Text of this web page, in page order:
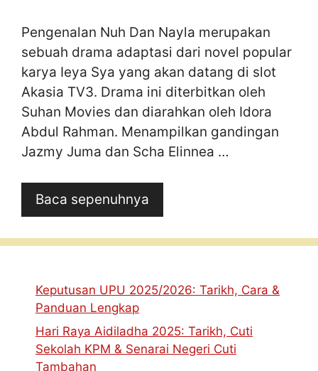
Pengenalan Nuh Dan Nayla merupakan
sebuah drama adaptasi dari novel popular
karya Ieya Sya yang akan datang di slot
Akasia TV3. Drama ini diterbitkan oleh
Suhan Movies dan diarahkan oleh Idora
Abdul Rahman. Menampilkan gandingan
Jazmy Juma dan Scha Elinnea …
Baca sepenuhnya
Keputusan UPU 2025/2026: Tarikh, Cara &
Panduan Lengkap
Hari Raya Aidiladha 2025: Tarikh, Cuti
Sekolah KPM & Senarai Negeri Cuti
Tambahan